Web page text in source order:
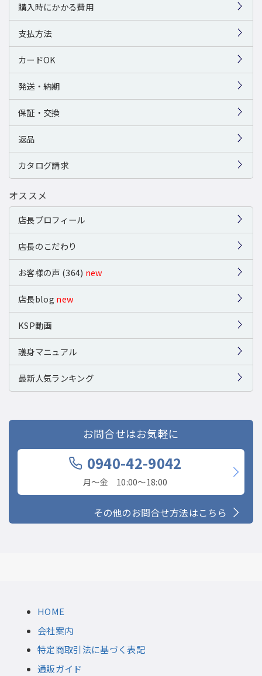
購入時にかかる費用
支払方法
カードOK
発送・納期
保証・交換
返品
カタログ請求
オススメ
店長プロフィール
店長のこだわり
お客様の声 (364) new
店長blog new
KSP動画
護身マニュアル
最新人気ランキング
お問合せはお気軽に
0940-42-9042
月〜金 10:00〜18:00
その他のお問合せ方法はこちら
HOME
会社案内
特定商取引法に基づく表記
通販ガイド